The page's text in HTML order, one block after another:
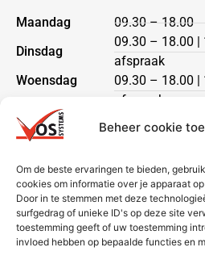
Beheer cookie
Om de beste ervaringen te bieden,
cookies om informatie over je apparaat
Door in te stemmen met deze
surfgedrag of unieke ID's op deze site
toestemming geeft of uw toestemming
invloed hebben op bepaalde functies en
Maandag
Dinsdag
Woensdag
Donderdag
Vrijdag
Zaterdag
Zondag
09.30 – 18.00
09.30 – 18.00 |
afspraak
09.30 – 18.00 |
afspraak
09.30 – 18.00 |
09.30 – 17.00
gesloten
Klantenservice